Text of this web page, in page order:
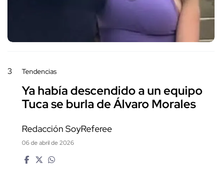
3 Tendencias
Ya había descendido a un equipo
Tuca se burla de Álvaro Morales
Redacción SoyReferee
06 de abril de 2026